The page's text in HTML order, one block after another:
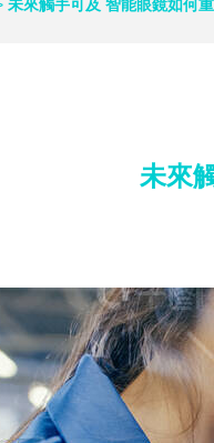
未來觸手可及 智能眼鏡如何
未來